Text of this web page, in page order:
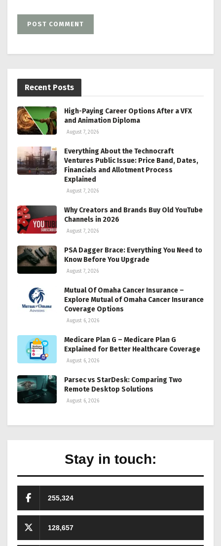
Recent Posts
High-Paying Career Options After a VFX
and Animation Diploma
August 7, 2026
Everything About the Technocraft
Ventures Public Issue: Price Band, Dates,
Financials and Allotment Process
Explained
August 7, 2026
Why Creators and Brands Buy Old YouTube
Channels in 2026
August 7, 2026
PSA Dagger Brace: Everything You Need to
Know Before You Upgrade
August 7, 2026
Mutual Of Omaha Cancer Insurance –
Explore Mutual of Omaha Cancer Insurance
Coverage Options
August 6, 2026
Medicare Plan G – Medicare Plan G
Explained for Better Healthcare Coverage
August 6, 2026
Parsec vs StarDesk: Comparing Two
Remote Desktop Solutions
August 6, 2026
Stay in touch:
255,324
128,657